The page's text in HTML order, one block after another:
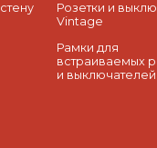
Розетки и
Vintage
Рамки для
встраиваемых
и выключателей